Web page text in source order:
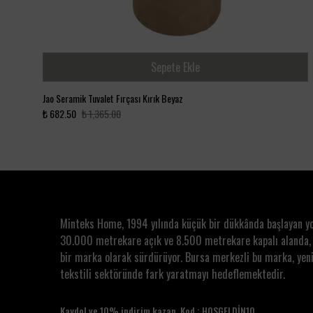
Sepete Ekle
Jao Seramik Tuvalet Fırçası Kırık Beyaz
₺ 682.50 ₺ 1,365.00
Minteks Home, 1994 yılında küçük bir dükkânda başlayan
30.000 metrekare açık ve 8.500 metrekare kapalı alanda,
bir marka olarak sürdürüyor. Bursa merkezli bu marka,
tekstili sektöründe fark yaratmayı hedeflemektedir.